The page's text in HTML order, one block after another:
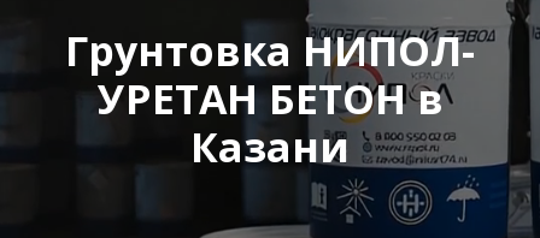
Грунтовка НИПОЛ-
УРЕТАН БЕТОН в
Казани